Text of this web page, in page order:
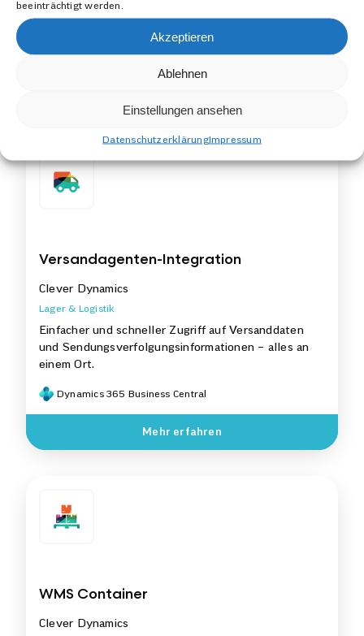
beeinträchtigt werden.
Akzeptieren
Ablehnen
Einstellungen ansehen
DatenschutzerklärungImpressum
Optimieren Sie den Prozess, wie und wann Sie
Produkte versenden oder abholen.
Versandagenten-Integration
Clever Dynamics
Lager & Logistik
Einfacher und schneller Zugriff auf Versanddaten
und Sendungsverfolgungsinformationen – alles an
einem Ort.
Dynamics 365 Business Central
Mehr erfahren
WMS Container
Clever Dynamics